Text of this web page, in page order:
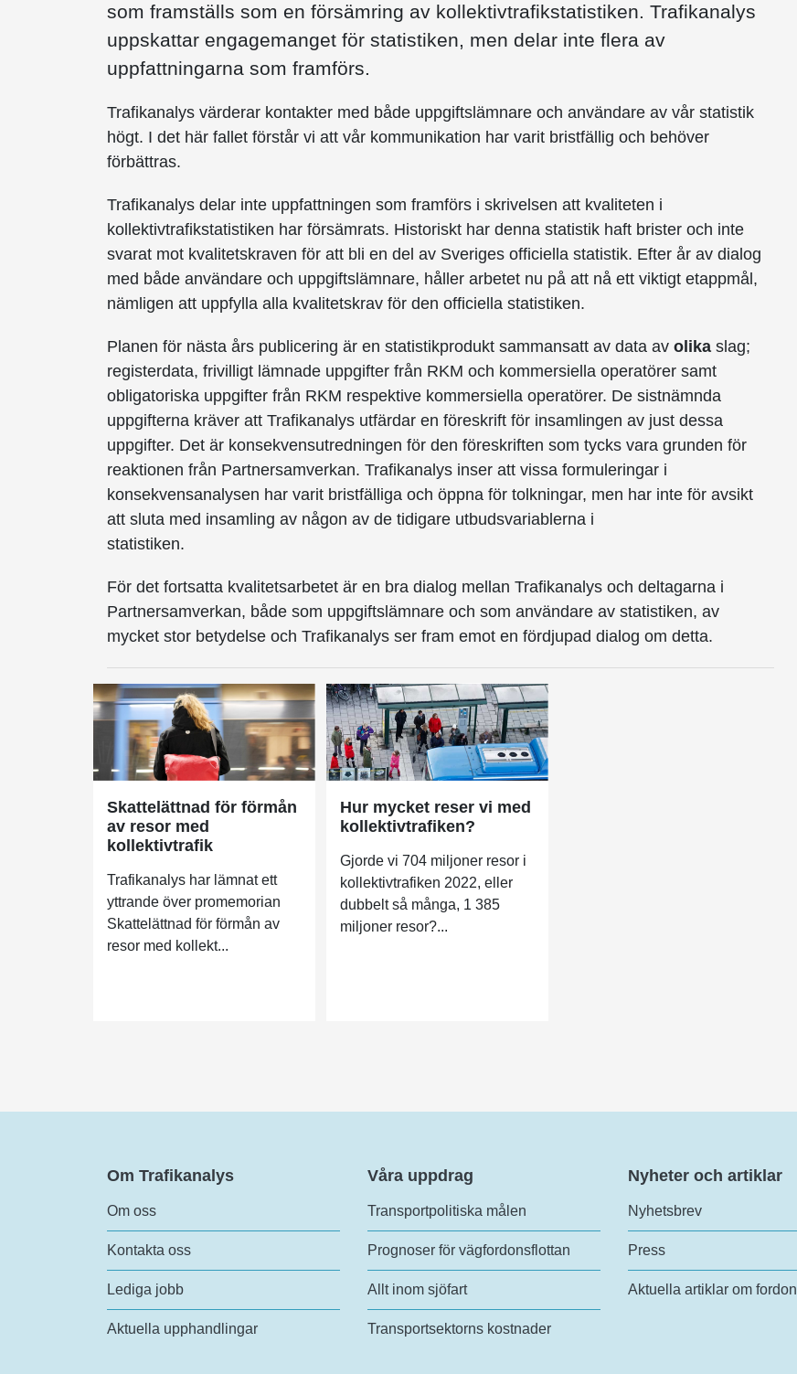
som framställs som en försämring av kollektivtrafikstatistiken. Trafikanalys
uppskattar engagemanget för statistiken, men delar inte flera av
uppfattningarna som framförs.
Trafikanalys värderar kontakter med både uppgiftslämnare och användare av vår statistik
högt. I det här fallet förstår vi att vår kommunikation har varit bristfällig och behöver
förbättras.
Trafikanalys delar inte uppfattningen som framförs i skrivelsen att kvaliteten i
kollektivtrafikstatistiken har försämrats. Historiskt har denna statistik haft brister och inte
svarat mot kvalitetskraven för att bli en del av Sveriges officiella statistik. Efter år av dialog
med både användare och uppgiftslämnare, håller arbetet nu på att nå ett viktigt etappmål,
nämligen att uppfylla alla kvalitetskrav för den officiella statistiken.
Planen för nästa års publicering är en statistikprodukt sammansatt av data av olika slag;
registerdata, frivilligt lämnade uppgifter från RKM och kommersiella operatörer samt
obligatoriska uppgifter från RKM respektive kommersiella operatörer. De sistnämnda
uppgifterna kräver att Trafikanalys utfärdar en föreskrift för insamlingen av just dessa
uppgifter. Det är konsekvens­utredningen för den föreskriften som tycks vara grunden för
reaktionen från Partnersamverkan. Trafikanalys inser att vissa formuleringar i
konsekvensanalysen har varit bristfälliga och öppna för tolkningar, men har inte för avsikt
att sluta med insamling av någon av de tidigare utbudsvariablerna i
statistiken.
För det fortsatta kvalitetsarbetet är en bra dialog mellan Trafikanalys och deltagarna i
Partnersamverkan, både som uppgiftslämnare och som användare av statistiken, av
mycket stor betydelse och Trafikanalys ser fram emot en fördjupad dialog om detta.
Skattelättnad för förmån
av resor med
kollektivtrafik
Trafikanalys har lämnat ett
yttrande över promemorian
Skattelättnad för förmån av
resor med kollekt...
Hur mycket reser vi med
kollektivtrafiken?
Gjorde vi 704 miljoner resor i
kollektivtrafiken 2022, eller
dubbelt så många, 1 385
miljoner resor?...
Om Trafikanalys
Om oss
Kontakta oss
Lediga jobb
Aktuella upphandlingar
Våra uppdrag
Transportpolitiska målen
Prognoser för vägfordonsflottan
Allt inom sjöfart
Transportsektorns kostnader
Nyheter och artiklar
Nyhetsbrev
Press
Aktuella artiklar om fordon